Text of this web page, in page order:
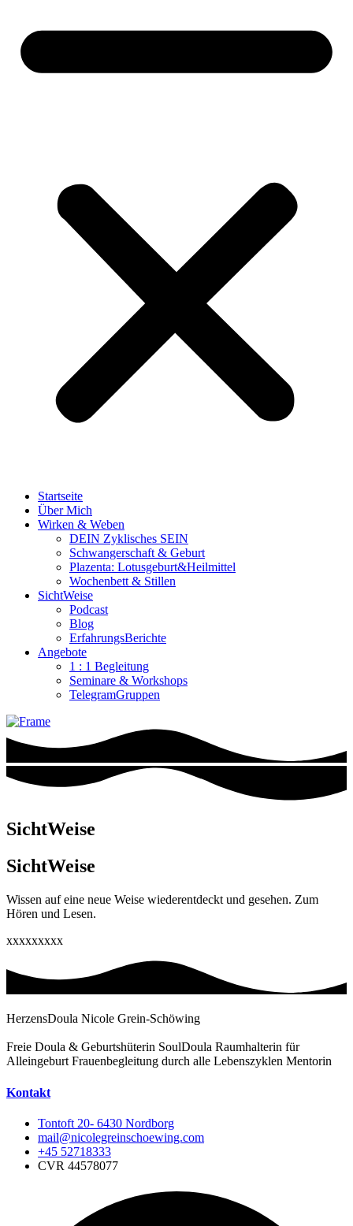
Startseite
Über Mich
Wirken & Weben
DEIN Zyklisches SEIN
Schwangerschaft & Geburt
Plazenta: Lotusgeburt&Heilmittel
Wochenbett & Stillen
SichtWeise
Podcast
Blog
ErfahrungsBerichte
Angebote
1 : 1 Begleitung
Seminare & Workshops
TelegramGruppen
SichtWeise
SichtWeise
Wissen auf eine neue Weise wiederentdeckt und gesehen. Zum
Hören und Lesen.
xxxxxxxxx
HerzensDoula Nicole Grein-Schöwing
Freie Doula & Geburtshüterin SoulDoula Raumhalterin für
Alleingeburt Frauenbegleitung durch alle Lebenszyklen Mentorin
Kontakt
Tontoft 20- 6430 Nordborg
mail@nicolegreinschoewing.com
+45 52718333
CVR 44578077